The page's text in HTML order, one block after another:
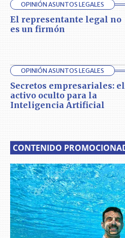
OPINIÓN ASUNTOS LEGALES
El representante legal no
es un firmón
OPINIÓN ASUNTOS LEGALES
Secretos empresariales: el
activo oculto para la
Inteligencia Artificial